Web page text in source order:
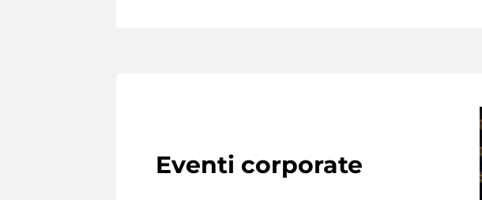
Eventi corporate